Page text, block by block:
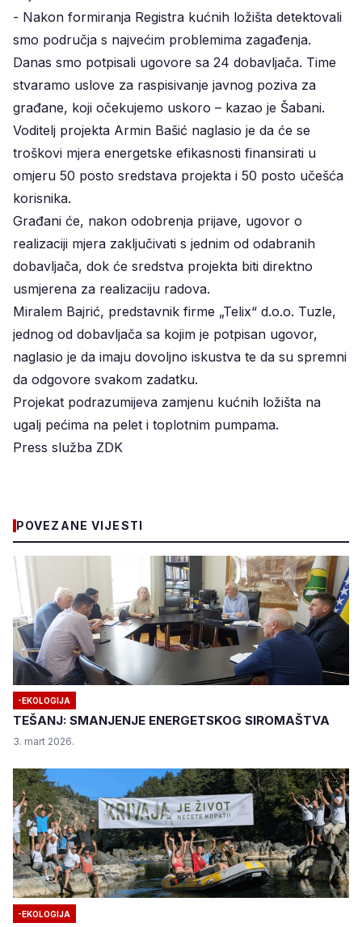
- Nakon formiranja Registra kućnih ložišta detektovali
smo područja s najvećim problemima zagađenja.
Danas smo potpisali ugovore sa 24 dobavljača. Time
stvaramo uslove za raspisivanje javnog poziva za
građane, koji očekujemo uskoro – kazao je Šabani.
Voditelj projekta Armin Bašić naglasio je da će se
troškovi mjera energetske efikasnosti finansirati u
omjeru 50 posto sredstava projekta i 50 posto učešća
korisnika.
Građani će, nakon odobrenja prijave, ugovor o
realizaciji mjera zaključivati s jednim od odabranih
dobavljača, dok će sredstva projekta biti direktno
usmjerena za realizaciju radova.
Miralem Bajrić, predstavnik firme „Telix“ d.o.o. Tuzle,
jednog od dobavljača sa kojim je potpisan ugovor,
naglasio je da imaju dovoljno iskustva te da su spremni
da odgovore svakom zadatku.
Projekat podrazumijeva zamjenu kućnih ložišta na
ugalj pećima na pelet i toplotnim pumpama.
Press služba ZDK
POVEZANE VIJESTI
-EKOLOGIJA
TEŠANJ: SMANJENJE ENERGETSKOG SIROMAŠTVA
3. mart 2026.
-EKOLOGIJA